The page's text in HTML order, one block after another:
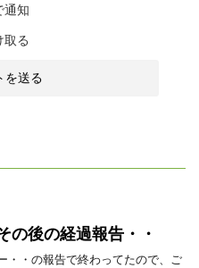
通知
取る
の後の経過報告・・
・・の報告で終わってたので、ご